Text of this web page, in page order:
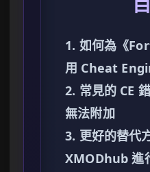
1. 如何為《
用 Cheat
2. 常見的 CE
無法附加
3. 更好的替代
XMODhub 進